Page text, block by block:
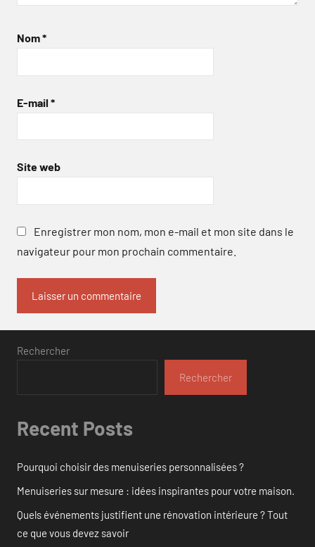
Nom*
E-mail *
Site web
Enregistrer mon nom, mon e-mail et mon site dans le
navigateur pour mon prochain commentaire.
Rechercher
Rechercher
Recent Posts
Pourquoi choisir des menuiseries personnalisées ?
Menuiseries sur mesure : idées inspirantes pour votre maison.
Quels événements justifient une rénovation intérieure ? Tout
ce que vous devez savoir